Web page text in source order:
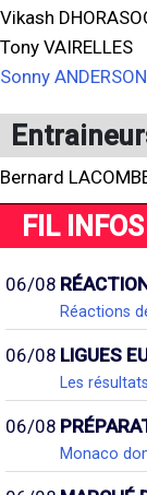
Vikash
Tony VAIRELLES
Sonny ANDERSON
Bernard
FIL INFOS
06/08
Réactions
06/08 LIGUES
Les
06/08
Monaco